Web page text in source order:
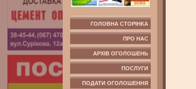
ГОЛОВНА СТОРІНКА
ПРО НАС
АРХІВ ОГОЛОШЕНЬ
ПОСЛУГИ
ПОДАТИ ОГОЛОШЕННЯ